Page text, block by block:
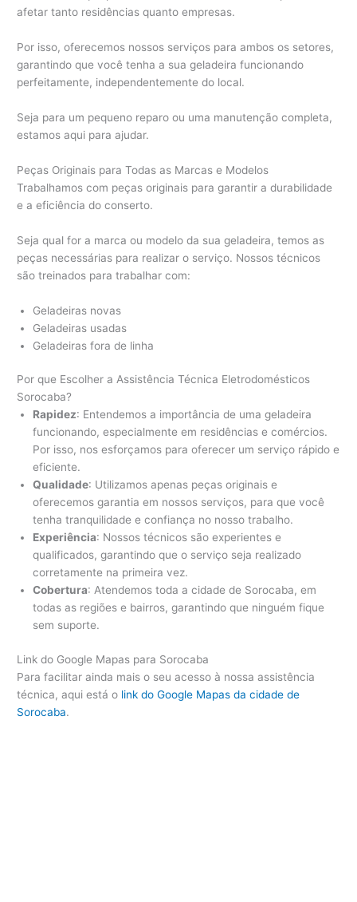
afetar tanto residências quanto empresas.
Por isso, oferecemos nossos serviços para ambos os setores,
garantindo que você tenha a sua geladeira funcionando
perfeitamente, independentemente do local.
Seja para um pequeno reparo ou uma manutenção completa,
estamos aqui para ajudar.
Peças Originais para Todas as Marcas e Modelos
Trabalhamos com peças originais para garantir a durabilidade
e a eficiência do conserto.
Seja qual for a marca ou modelo da sua geladeira, temos as
peças necessárias para realizar o serviço. Nossos técnicos
são treinados para trabalhar com:
Geladeiras novas
Geladeiras usadas
Geladeiras fora de linha
Por que Escolher a Assistência Técnica Eletrodomésticos
Sorocaba?
Rapidez: Entendemos a importância de uma geladeira
funcionando, especialmente em residências e comércios.
Por isso, nos esforçamos para oferecer um serviço rápido e
eficiente.
Qualidade: Utilizamos apenas peças originais e
oferecemos garantia em nossos serviços, para que você
tenha tranquilidade e confiança no nosso trabalho.
Experiência: Nossos técnicos são experientes e
qualificados, garantindo que o serviço seja realizado
corretamente na primeira vez.
Cobertura: Atendemos toda a cidade de Sorocaba, em
todas as regiões e bairros, garantindo que ninguém fique
sem suporte.
Link do Google Mapas para Sorocaba
Para facilitar ainda mais o seu acesso à nossa assistência
técnica, aqui está o link do Google Mapas da cidade de
Sorocaba.